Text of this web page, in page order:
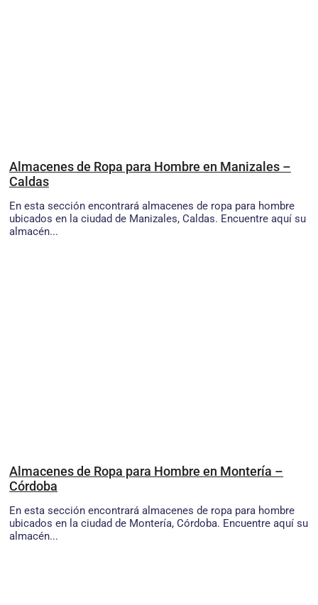
Almacenes de Ropa para Hombre en Manizales –
Caldas
En esta sección encontrará almacenes de ropa para hombre
ubicados en la ciudad de Manizales, Caldas. Encuentre aquí su
almacén...
Almacenes de Ropa para Hombre en Montería –
Córdoba
En esta sección encontrará almacenes de ropa para hombre
ubicados en la ciudad de Montería, Córdoba. Encuentre aquí su
almacén...